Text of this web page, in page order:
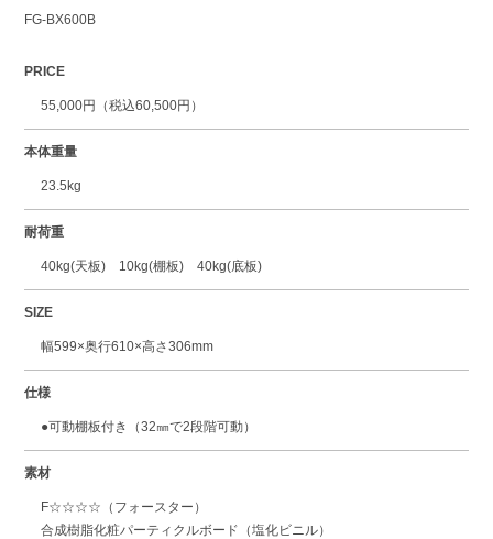
FG-BX600B
PRICE
55,000円（税込60,500円）
本体重量
23.5kg
耐荷重
40kg(天板) 10kg(棚板) 40kg(底板)
SIZE
幅599×奥行610×高さ306mm
仕様
●可動棚板付き（32㎜で2段階可動）
素材
F☆☆☆☆（フォースター）
合成樹脂化粧パーティクルボード（塩化ビニル）